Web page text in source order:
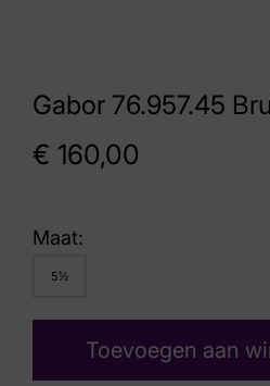
Gabor 76.957.45
€ 160,00
Maat:
5½
Toevoegen aan